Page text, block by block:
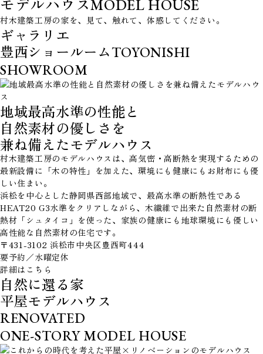
MODEL HOUSE
村木建築工房の家を、見て、触れて、体感してください。
ギャラリエ
豊西ショールームTOYONISHI
SHOWROOM
地域最高水準の性能と
自然素材の優しさを
兼ね備えたモデルハウス
村木建築工房のモデルハウスは、高気密・高断熱を実現するための
最新設備に「木の特性」を加えた、環境にも健康にもお財布にも優
しい住まい。
浜松を中心とした静岡県西部地域で、最高水準の断熱性である
HEAT20 G3水準をクリアしながら、木繊維で出来た自然素材の断
熱材「シュタイコ」を使った、家族の健康にも地球環境にも優しい
高性能な自然素材の住宅です。
〒431-3102 浜松市中央区豊西町444
要予約／水曜定休
詳細はこちら
自然に還る家
平屋モデルハウス
RENOVATED
ONE-STORY MODEL HOUSE